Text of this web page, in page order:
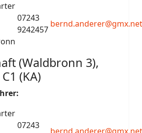
07243
9242457
(Waldbronn 3),
(KA)
07243